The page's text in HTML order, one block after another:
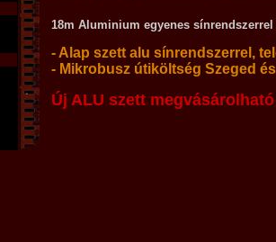
18m Aluminium egyenes
- Alap szett alu sínrendszerrel,
- Mikrobusz útiköltség Szeged
Új ALU szett